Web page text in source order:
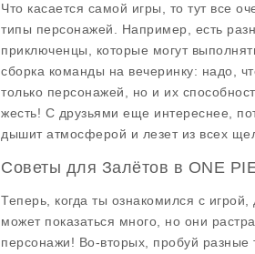
Что касается самой игры, то тут все
типы персонажей. Например, есть
приключенцы, которые могут
сборка команды на вечеринку: надо,
только персонажей, но и их
жесть! С друзьями еще интереснее,
дышит атмосферой и лезет из всех
Советы для Залётов в ONE
Теперь, когда ты ознакомился с
может показаться много, но они
персонажи! Во-вторых, пробуй разные